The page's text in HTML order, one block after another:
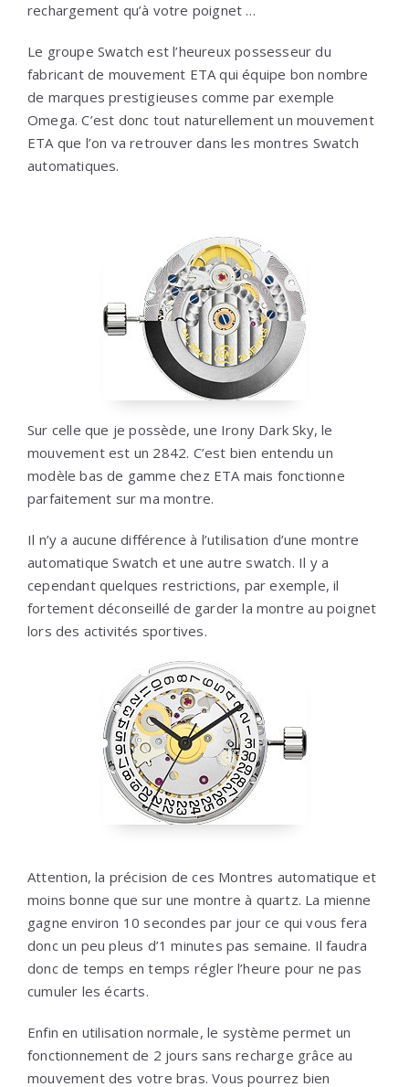
rechargement qu’à votre poignet …
Le groupe Swatch est l’heureux possesseur du
fabricant de mouvement ETA qui équipe bon nombre
de marques prestigieuses comme par exemple
Omega. C’est donc tout naturellement un mouvement
ETA que l’on va retrouver dans les montres Swatch
automatiques.
Sur celle que je possède, une Irony Dark Sky, le
mouvement est un 2842. C’est bien entendu un
modèle bas de gamme chez ETA mais fonctionne
parfaitement sur ma montre.
Il n’y a aucune différence à l’utilisation d’une montre
automatique Swatch et une autre swatch. Il y a
cependant quelques restrictions, par exemple, il
fortement déconseillé de garder la montre au poignet
lors des activités sportives.
Attention, la précision de ces Montres automatique et
moins bonne que sur une montre à quartz. La mienne
gagne environ 10 secondes par jour ce qui vous fera
donc un peu pleus d’1 minutes pas semaine. Il faudra
donc de temps en temps régler l’heure pour ne pas
cumuler les écarts.
Enfin en utilisation normale, le système permet un
fonctionnement de 2 jours sans recharge grâce au
mouvement des votre bras. Vous pourrez bien